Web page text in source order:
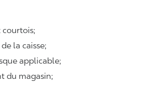
courtois;
la caisse;
applicable;
du magasin;